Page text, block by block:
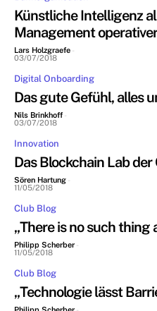
Künstliche Intelligenz
Management
Lars Holzgraefe -
03/07/2018
Digital Onboarding
Das gute Gefühl, alles
Nils Brinkhoff -
03/07/2018
Innovation
Das Blockchain Lab
Sören Hartung -
11/05/2018
Club Blog
„There is no such thing
Philipp Scherber -
11/05/2018
Club Blog
„Technologie lässt